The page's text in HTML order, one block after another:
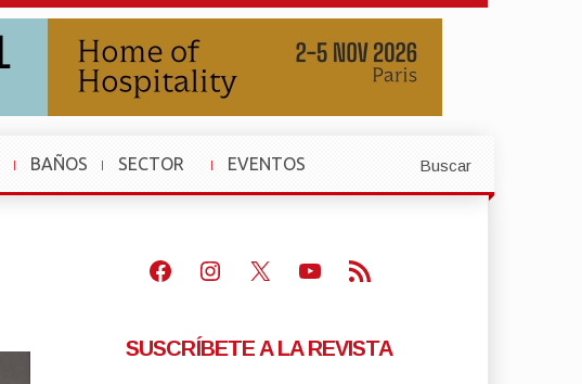
BAÑOS
SECTOR
»
EVENTOS
»
Buscar
Facebook
Instagram
X Youtube
Feed RSS
SUSCRÍBETE A LA REVISTA